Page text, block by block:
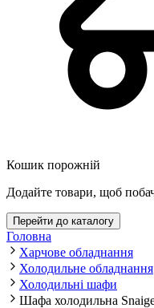
Кошик порожній
Додайте товари, щоб
Перейти до каталогу
Головна
Харчове обладнання
Холодильне обладнання
Холодильні шафи
Шафа холодильна